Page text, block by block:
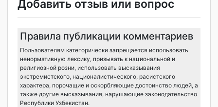
Добавить отзыв или вопрос
Правила публикации комментариев
Пользователям категорически запрещается использовать
ненормативную лексику, призывать к национальной и
религиозной розни, использовать высказывания
экстремистского, националистического, расистского
характера, порочащие и оскорбляющие достоинство людей, а
также другие высказывания, нарушающие законодательство
Республики Узбекистан.